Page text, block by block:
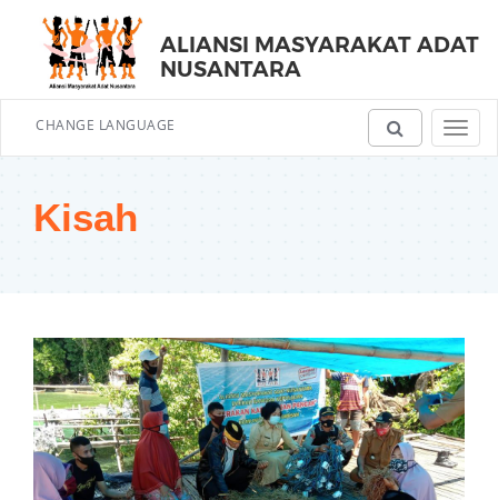
ALIANSI MASYARAKAT ADAT
NUSANTARA
CHANGE LANGUAGE
Kisah